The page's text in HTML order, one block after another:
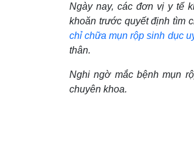
Ngày nay, các đơn vị y tế
khoăn trước quyết định tìm
chỉ chữa mụn rộp sinh dục
thân.
Nghi ngờ mắc bệnh mụn
chuyên khoa.